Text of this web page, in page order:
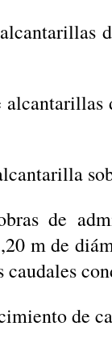
de
m de
caudales
de